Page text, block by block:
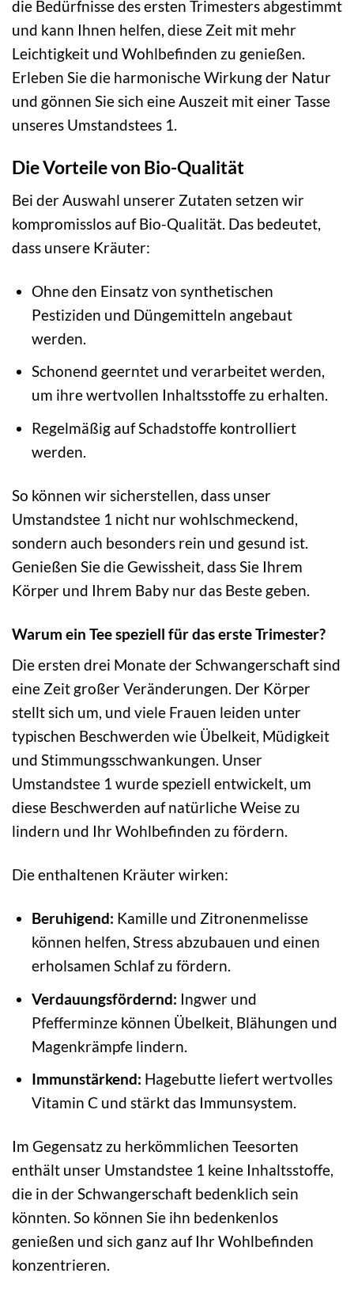
die Bedürfnisse des ersten Trimesters abgestimmt
und kann Ihnen helfen, diese Zeit mit mehr
Leichtigkeit und Wohlbefinden zu genießen.
Erleben Sie die harmonische Wirkung der Natur
und gönnen Sie sich eine Auszeit mit einer Tasse
unseres Umstandstees 1.
Die Vorteile von Bio-Qualität
Bei der Auswahl unserer Zutaten setzen wir
kompromisslos auf Bio-Qualität. Das bedeutet,
dass unsere Kräuter:
Ohne den Einsatz von synthetischen
Pestiziden und Düngemitteln angebaut
werden.
Schonend geerntet und verarbeitet werden,
um ihre wertvollen Inhaltsstoffe zu erhalten.
Regelmäßig auf Schadstoffe kontrolliert
werden.
So können wir sicherstellen, dass unser
Umstandstee 1 nicht nur wohlschmeckend,
sondern auch besonders rein und gesund ist.
Genießen Sie die Gewissheit, dass Sie Ihrem
Körper und Ihrem Baby nur das Beste geben.
Warum ein Tee speziell für das erste Trimester?
Die ersten drei Monate der Schwangerschaft sind
eine Zeit großer Veränderungen. Der Körper
stellt sich um, und viele Frauen leiden unter
typischen Beschwerden wie Übelkeit, Müdigkeit
und Stimmungsschwankungen. Unser
Umstandstee 1 wurde speziell entwickelt, um
diese Beschwerden auf natürliche Weise zu
lindern und Ihr Wohlbefinden zu fördern.
Die enthaltenen Kräuter wirken:
Beruhigend: Kamille und Zitronenmelisse
können helfen, Stress abzubauen und einen
erholsamen Schlaf zu fördern.
Verdauungsfördernd: Ingwer und
Pfefferminze können Übelkeit, Blähungen und
Magenkrämpfe lindern.
Immunstärkend: Hagebutte liefert wertvolles
Vitamin C und stärkt das Immunsystem.
Im Gegensatz zu herkömmlichen Teesorten
enthält unser Umstandstee 1 keine Inhaltsstoffe,
die in der Schwangerschaft bedenklich sein
könnten. So können Sie ihn bedenkenlos
genießen und sich ganz auf Ihr Wohlbefinden
konzentrieren.